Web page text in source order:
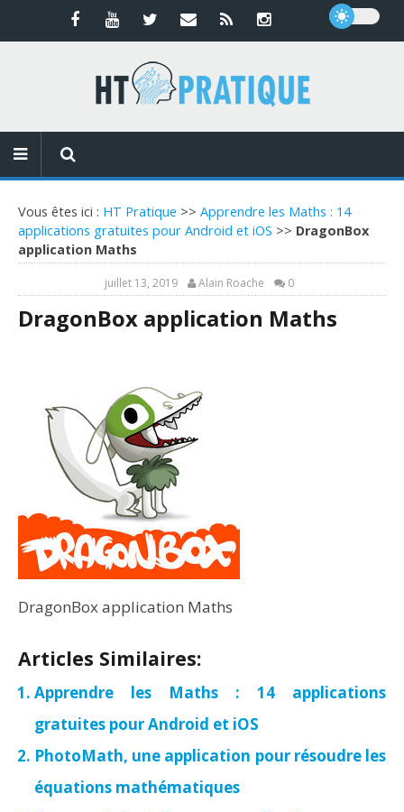
Vous êtes ici : HT Pratique >> Apprendre les Maths : 14
applications gratuites pour Android et iOS >> DragonBox
application Maths
juillet 13, 2019 Alain Roache 0
DragonBox application Maths
DragonBox application Maths
Articles Similaires:
Apprendre les Maths : 14 applications
gratuites pour Android et iOS
PhotoMath, une application pour résoudre les
équations mathématiques